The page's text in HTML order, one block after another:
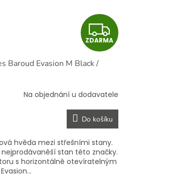
Z
D
R
M
A
ZDARMA
Baroud Evasion M Black /
Na objednání u dodavatele
Do košíku
hvěda mezi střešními stany.
stan této značky.
s horizontálně otevíratelným